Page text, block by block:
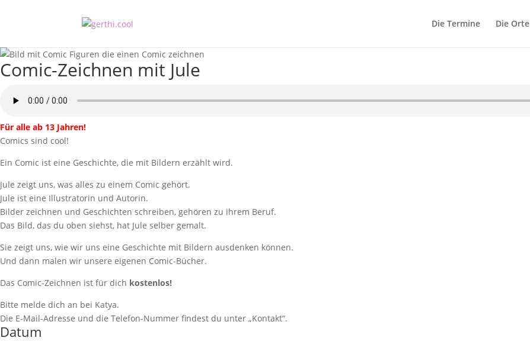
Die Termine Die Orte
Comic-Zeichnen mit Jule
Für alle ab 13 Jahren!
Comics sind cool!
Ein Comic ist eine Geschichte, die mit Bildern erzählt wird.
Jule zeigt uns, was alles zu einem Comic gehört.
Jule ist eine Illustratorin und Autorin.
Bilder zeichnen und Geschichten schreiben, gehören zu ihrem Beruf.
Das Bild, das du oben siehst, hat Jule selber gemalt.
Sie zeigt uns, wie wir uns eine Geschichte mit Bildern ausdenken können.
Und dann malen wir unsere eigenen Comic-Bücher.
Das Comic-Zeichnen ist für dich kostenlos!
Bitte melde dich an bei Katya.
Die E-Mail-Adresse und die Telefon-Nummer findest du unter „Kontakt“.
Datum